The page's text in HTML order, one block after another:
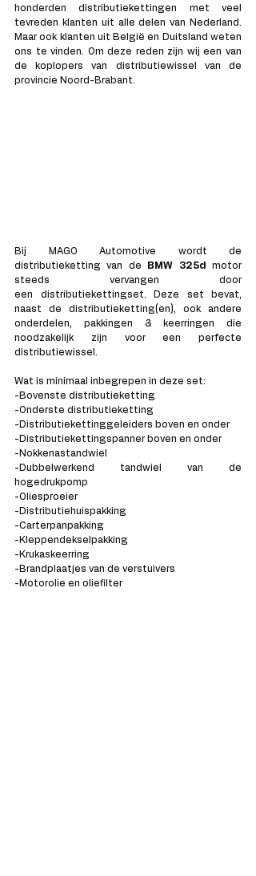
honderden distributiekettingen met veel
tevreden klanten uit alle delen van Nederland.
Maar ook klanten uit België en Duitsland weten
ons te vinden. Om deze reden zijn wij een van
de koplopers van distributiewissel van de
provincie Noord-Brabant.
Bij MAGO Automotive wordt de
distributieketting van de
BMW 325d motor
steeds vervangen door
een distributiekettingset. Deze set bevat,
naast de distributieketting(en), ook andere
onderdelen, pakkingen & keerringen die
noodzakelijk zijn voor een perfecte
distributiewissel.
Wat is minimaal inbegrepen in deze set:
-Bovenste distributieketting
-Onderste distributieketting
-Distributiekettinggeleiders boven en onder
-Distributiekettingspanner boven en onder
-Nokkenastandwiel
-Dubbelwerkend tandwiel van de
hogedrukpomp
-Oliesproeier
-Distributiehuispakking
-Carterpanpakking
-Kleppendekselpakking
-Krukaskeerring
-Brandplaatjes van de verstuivers
-Motorolie en oliefilter